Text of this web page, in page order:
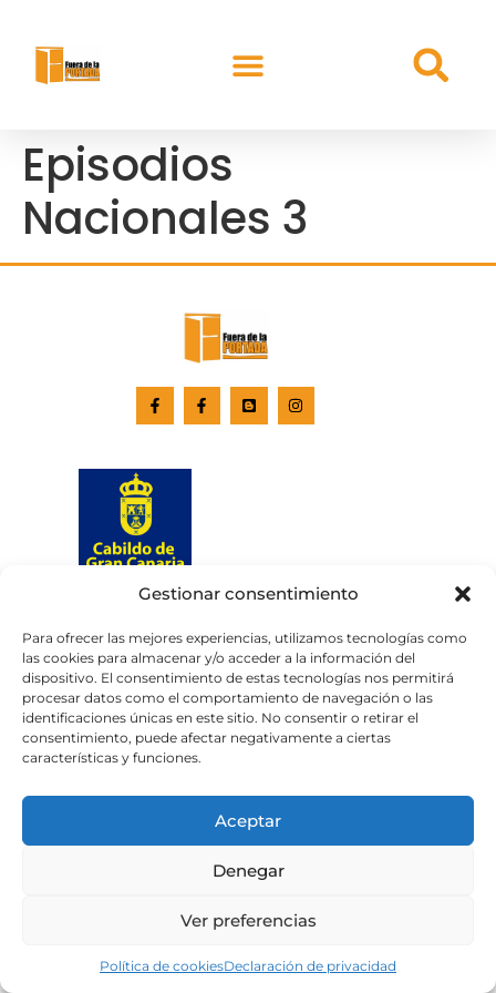
Gestionar consentimiento
Para ofrecer las mejores experiencias, utilizamos tecnologías como
las cookies para almacenar y/o acceder a la información del
dispositivo. El consentimiento de estas tecnologías nos permitirá
procesar datos como el comportamiento de navegación o las
identificaciones únicas en este sitio. No consentir o retirar el
consentimiento, puede afectar negativamente a ciertas
características y funciones.
Aceptar
Denegar
Ver preferencias
Política de cookiesDeclaración de privacidad
Episodios
Nacionales 3
Aviso legalPolítica de privacidad
Política de cookies
Portal de transparencia